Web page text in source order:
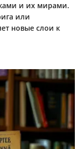
и их мирами.
или
новые слои к